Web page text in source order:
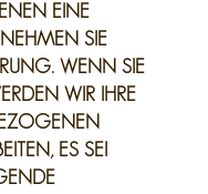
EINE
SIE
WENN SIE
WIR IHRE
ES SEI